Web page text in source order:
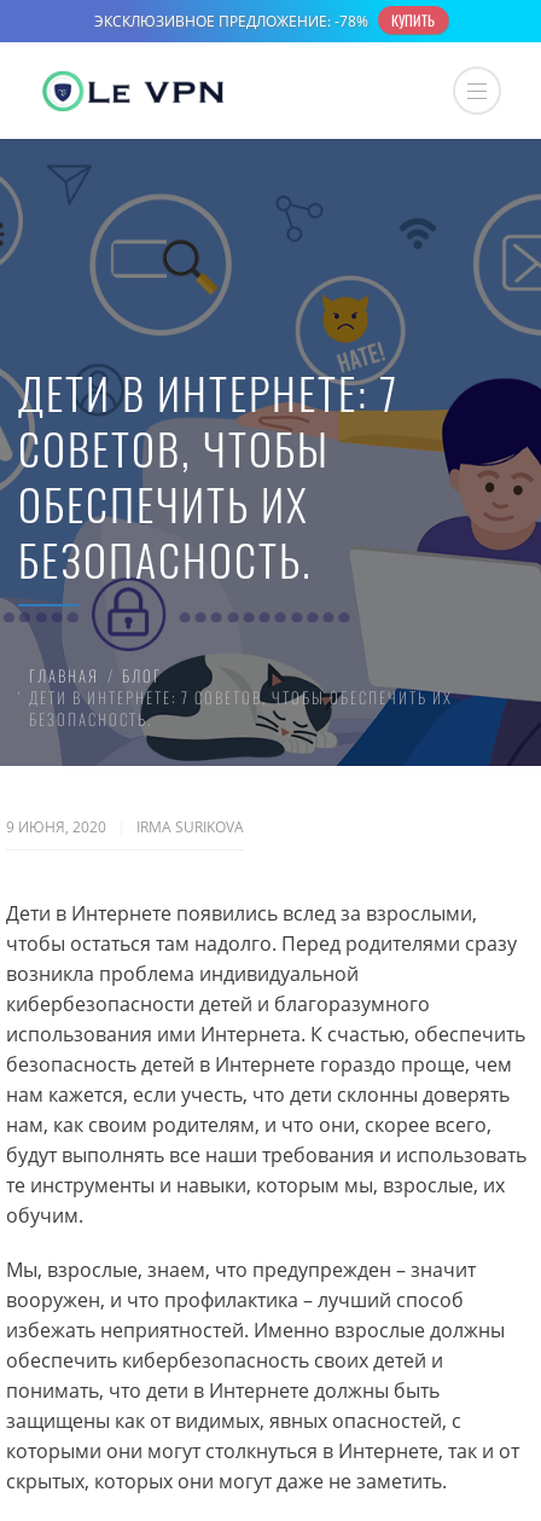
ДЕТИ В ИНТЕРНЕТЕ: 7
СОВЕТОВ, ЧТОБЫ
ОБЕСПЕЧИТЬ ИХ
БЕЗОПАСНОСТЬ.
ГЛАВНАЯ
БЛОГ
ДЕТИ В ИНТЕРНЕТЕ: 7 СОВЕТОВ, ЧТОБЫ ОБЕСПЕЧИТЬ ИХ
БЕЗОПАСНОСТЬ.
9 ИЮНЯ, 2020 IRMA SURIKOVA
Дети в Интернете появились вслед за взрослыми,
чтобы остаться там надолго. Перед родителями сразу
возникла проблема индивидуальной
кибербезопасности детей и благоразумного
использования ими Интернета. К счастью, обеспечить
безопасность детей в Интернете гораздо проще, чем
нам кажется, если учесть, что дети склонны доверять
нам, как своим родителям, и что они, скорее всего,
будут выполнять все наши требования и использовать
те инструменты и навыки, которым мы, взрослые, их
обучим.
Мы, взрослые, знаем, что предупрежден – значит
вооружен, и что профилактика – лучший способ
избежать неприятностей. Именно взрослые должны
обеспечить кибербезопасность своих детей и
понимать, что дети в Интернете должны быть
защищены как от видимых, явных опасностей, с
которыми они могут столкнуться в Интернете, так и от
скрытых, которых они могут даже не заметить.